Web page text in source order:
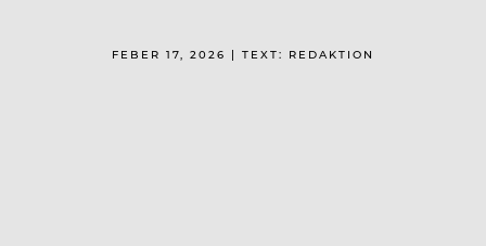
FEBER 17, 2026 | TEXT: REDAKTION